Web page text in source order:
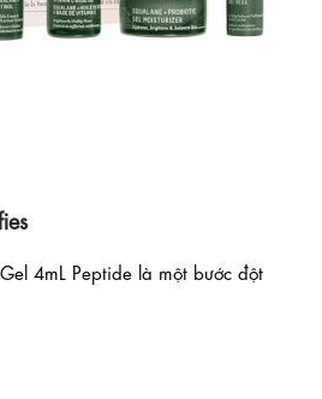
4mL Peptide là một bước đột